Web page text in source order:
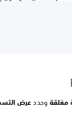
مغلقة وحدد عرض